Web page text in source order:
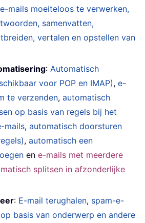
mails moeiteloos te verwerken,
samenvatten,
vertalen en opstellen van
: Automatisch
voor POP en IMAP),e-
te verzenden,automatisch
op basis van regels bij het
mails,automatisch doorsturen
,automatisch een
ene-mails met meerdere
splitsen in afzonderlijke
: E-mail terughalen, spam-e-
basis van onderwerp en andere